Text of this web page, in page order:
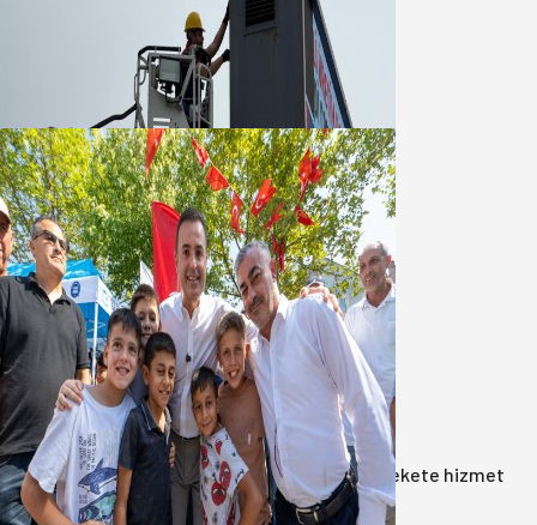
Büyükşehir Çevresel İzleme Ağını
Bandırma ile Güçlendirdi
05 Ağustos 2026
Akın: Benim derdim memlekete
hizmet hemşerim!
05 Ağustos 2026
Anasayfa/Gündem /Akın: Benim derdim memlekete hizmet
hemşerim!